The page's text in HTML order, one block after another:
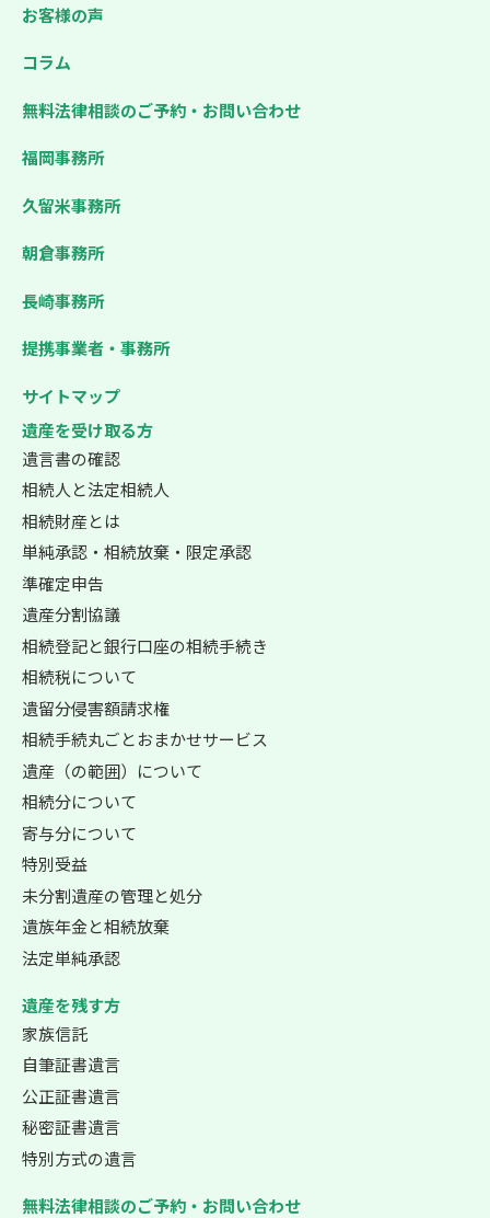
お客様の声
コラム
無料法律相談のご予約・お問い合わせ
福岡事務所
久留米事務所
朝倉事務所
長崎事務所
提携事業者・事務所
サイトマップ
遺産を受け取る方
遺言書の確認
相続人と法定相続人
相続財産とは
単純承認・相続放棄・限定承認
準確定申告
遺産分割協議
相続登記と銀行口座の相続手続き
相続税について
遺留分侵害額請求権
相続手続丸ごとおまかせサービス
遺産（の範囲）について
相続分について
寄与分について
特別受益
未分割遺産の管理と処分
遺族年金と相続放棄
法定単純承認
遺産を残す方
家族信託
自筆証書遺言
公正証書遺言
秘密証書遺言
特別方式の遺言
無料法律相談のご予約・お問い合わせ